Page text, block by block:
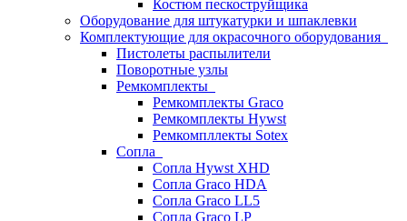
Костюм пескоструйщика
Оборудование для штукатурки и шпаклевки
Комплектующие для окрасочного оборудования
Пистолеты распылители
Поворотные узлы
Ремкомплекты
Ремкомплекты Graco
Ремкомплекты Hywst
Ремкомпллекты Sotex
Сопла
Сопла Hywst XHD
Сопла Graco HDA
Сопла Graco LL5
Сопла Graco LP